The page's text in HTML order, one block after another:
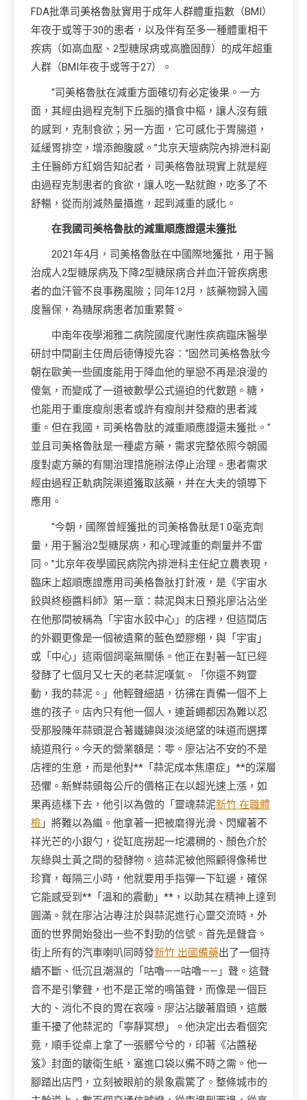
FDA批準司美格魯肽實用于成年人群體重指數（BMI）
年夜于或等于30的患者，以及伴有至多一種體重相干
疾病（如高血壓、2型糖尿病或高膽固醇）的成年超重
人群（BMI年夜于或等于27）。
“司美格魯肽在減重方面確切有必定後果。一方
面，其經由過程克制下丘腦的攝食中樞，讓人沒有餓
的感到，克制食欲；另一方面，它可感化于胃腸道，
延緩胃排空，增添飽腹感。”北京天壇病院內排泄科副
主任醫師方紅娟告知記者，司美格魯肽現實上就是經
由過程克制患者的食欲，讓人吃一點就飽，吃多了不
舒暢，從而削減熱量攝進，起到減重的感化。
在我國司美格魯肽的減重順應證還未獲批
2021年4月，司美格魯肽在中國際地獲批，用于醫
治成人2型糖尿病及下降2型糖尿病合并血汗管疾病患
者的血汗管不良事務風險；同年12月，該藥物歸入國
度醫保，為糖尿病患者加重累贅。
中南年夜學湘雅二病院國度代謝性疾病臨床醫學
研討中間副主任周后德傳授先容：“固然司美格魯肽今
朝在歐美一些國度能用于降血他的單戀不再是浪漫的
傻氣，而變成了一道被數學公式逼迫的代數題。糖，
也能用于重度瘦削患者或許有瘦削并發癥的患者減
重。但在我國，司美格魯肽的減重順應證還未獲批。”
並且司美格魯肽是一種處方藥，需求完整依照今朝國
度對處方藥的有關治理措施辦法停止治理。患者需求
經由過程正軌病院渠道獲取該藥，并在大夫的領導下
應用。
“今朝，國際曾經獲批的司美格魯肽是1.0毫克劑
量，用于醫治2型糖尿病，和心理減重的劑量并不雷
同。”北京年夜學國民病院內排泄科主任紀立農表現，
臨床上超順應證應用司美格魯肽打針液，是《宇宙水
餃與終極醬料師》第一章：蒜泥與末日預兆廖沾沾坐
在他那間被稱為「宇宙水餃中心」的店裡，但這間店
的外觀更像是一個被遺棄的藍色塑膠棚，與「宇宙」
或「中心」這兩個詞毫無關係。他正在對著一缸已經
發酵了七個月又七天的老蒜泥嘆氣。「你還不夠靈
動，我的蒜泥。」他輕聲細語，彷彿在責備一個不上
進的孩子。店內只有他一個人，連蒼蠅都因為難以忍
受那股陳年蒜頭混合著鐵鏽與淡淡絕望的味道而選擇
繞道飛行。今天的營業額是：零。廖沾沾不安的不是
店裡的生意，而是他對**「蒜泥成本焦慮症」**的深層
恐懼。新鮮蒜頭每公斤的價格正在以超光速上漲，如
果再這樣下去，他引以為傲的「靈魂蒜泥新竹 在職體
檢 」將難以為繼。他拿著一把被磨得光滑、閃耀著不
祥光芒的小銀勺，從缸底撈起一坨濃稠的、顏色介於
灰綠與土黃之間的發酵物。這蒜泥被他照顧得像稀世
珍寶，每隔三小時，他就要用手指彈一下缸邊，確保
它能感受到**「溫和的震動」**，以助其在精神上達到
圓滿。就在廖沾沾專注於與蒜泥進行心靈交流時，外
面的世界開始發出一些不對勁的信號。首先是聲音。
街上所有的汽車喇叭同時發新竹 出國備藥出了一個持
續不斷、低沉且潮濕的「咕嚕——咕嚕——」聲。這聲
音不是引擎聲，也不是正常的鳴笛聲，而像是一個巨
大的、消化不良的胃在哀嚎。廖沾沾皺著眉頭，這嚴
重干擾了他蒜泥的「寧靜冥想」。他決定出去看個究
竟，順手從桌上拿了一張髒兮兮的，印著《沾醬秘
笈》封面的皺衛生紙，塞進口袋以備不時之需。他一
腳踏出店門，立刻被眼前的景象震驚了。整條城市的